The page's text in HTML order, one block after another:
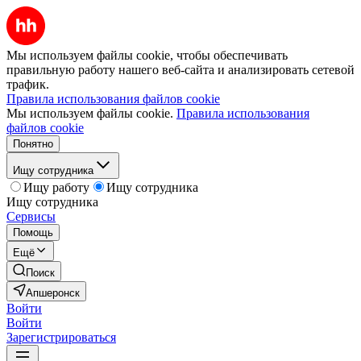
Мы используем файлы cookie, чтобы обеспечивать
правильную работу нашего веб-сайта и анализировать сетевой
трафик.
Правила использования файлов cookie
Мы используем файлы cookie. Правила использования
файлов cookie
Понятно
Ищу сотрудника
Ищу работу
Ищу сотрудника
Ищу сотрудника
Сервисы
Помощь
Ещё
Поиск
Апшеронск
Войти
Войти
Зарегистрироваться